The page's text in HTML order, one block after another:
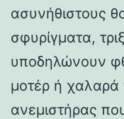
ασυνήθιστους
σφυρίγματα,
υποδηλώνουν
μοτέρ ή χαλαρά
ανεμιστήρας